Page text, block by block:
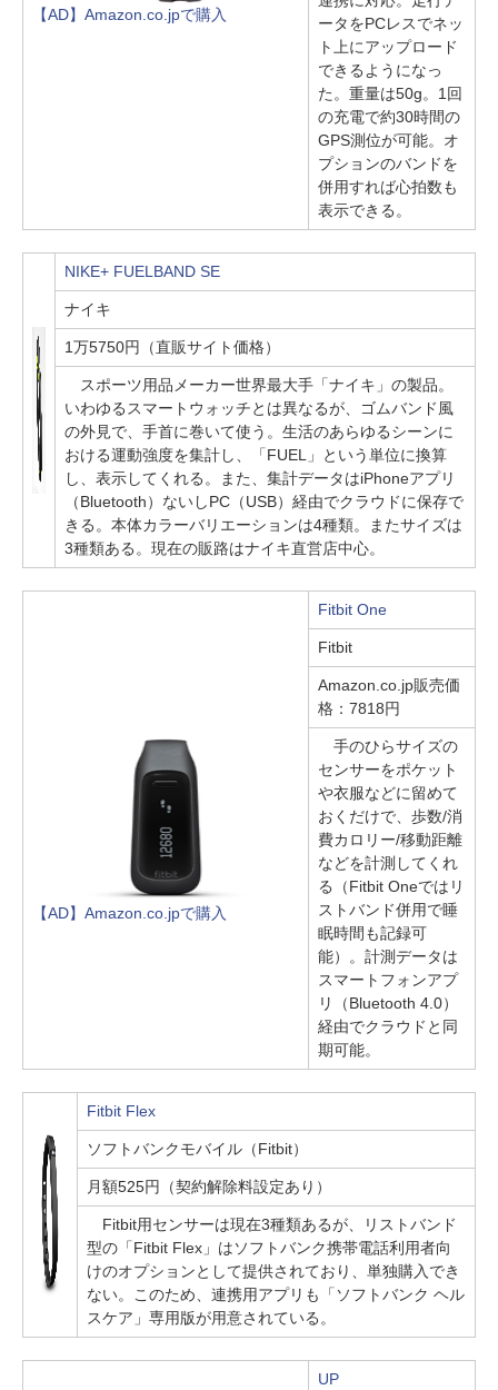
【AD】Amazon.co.jpで購入
ータをPCレスでネッ
ト上にアップロード
できるようになっ
た。重量は50g。1回
の充電で約30時間の
GPS測位が可能。オ
プションのバンドを
併用すれば心拍数も
表示できる。
NIKE+ FUELBAND SE
ナイキ
1万5750円（直販サイト価格）
スポーツ用品メーカー世界最大手「ナイキ」の製品。
いわゆるスマートウォッチとは異なるが、ゴムバンド風
の外見で、手首に巻いて使う。生活のあらゆるシーンに
おける運動強度を集計し、「FUEL」という単位に換算
し、表示してくれる。また、集計データはiPhoneアプリ
（Bluetooth）ないしPC（USB）経由でクラウドに保存で
きる。本体カラーバリエーションは4種類。またサイズは
3種類ある。現在の販路はナイキ直営店中心。
【AD】Amazon.co.jpで購入
Fitbit One
Fitbit
Amazon.co.jp販売価
格：7818円
手のひらサイズの
センサーをポケット
や衣服などに留めて
おくだけで、歩数/消
費カロリー/移動距離
などを計測してくれ
る（Fitbit Oneではリ
ストバンド併用で睡
眠時間も記録可
能）。計測データは
スマートフォンアプ
リ（Bluetooth 4.0）
経由でクラウドと同
期可能。
Fitbit Flex
ソフトバンクモバイル（Fitbit）
月額525円（契約解除料設定あり）
Fitbit用センサーは現在3種類あるが、リストバンド
型の「Fitbit Flex」はソフトバンク携帯電話利用者向
けのオプションとして提供されており、単独購入でき
ない。このため、連携用アプリも「ソフトバンク ヘル
スケア」専用版が用意されている。
UP